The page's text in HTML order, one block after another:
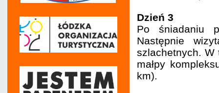
Dzień 3
Po śniadaniu
Następnie
szlachetnych. W
małpy
km).